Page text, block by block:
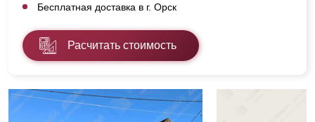
Бесплатная доставка в г. Орск
Расчитать стоимость